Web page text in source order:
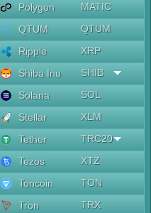
Polygon
MATIC
QTUM
QTUM
Ripple
XRP
Shiba Inu
SHIB
Solana
SOL
Stellar
XLM
Tether
TRC20
Tezos
XTZ
Toncoin
TON
Tron
TRX